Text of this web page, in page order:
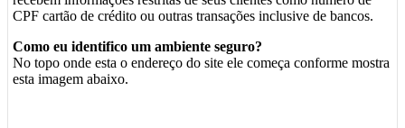
CPF cartão de crédito ou outras transações inclusive de bancos.
Como eu identifico um ambiente seguro?
No topo onde esta o endereço do site ele começa conforme mostra
esta imagem abaixo.